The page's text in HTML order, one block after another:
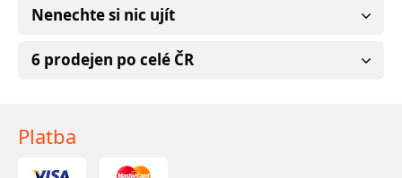
Nenechte si nic ujít
6 prodejen po celé ČR
Platba